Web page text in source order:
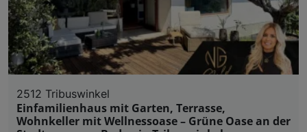
2512 Tribuswinkel
Einfamilienhaus mit Garten, Terrasse,
Wohnkeller mit Wellnessoase – Grüne Oase an der